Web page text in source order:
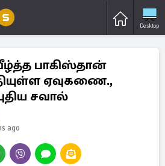
Desktop
பாகிஸ்தான்
ஏவுகணை.,
சவால்
ago